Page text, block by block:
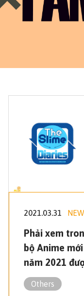
2021.03.31 NEW
Phải xem
bộ Anime
năm 2021
Muse
công bố!
Others